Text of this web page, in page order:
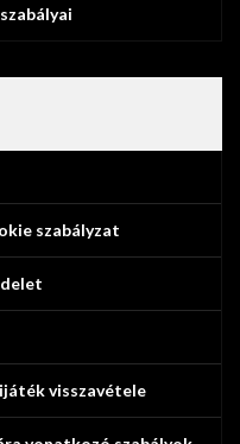
szabályzat
visszavétele